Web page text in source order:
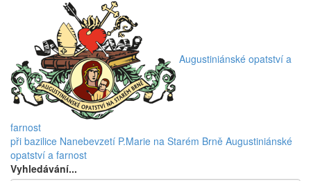
Augustiniánské opatství a
farnost
při bazilice Nanebevzetí P.Marie na Starém Brně Augustiniánské
opatství a farnost
Vyhledávání...